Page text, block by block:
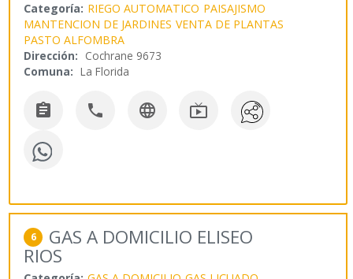
Categoría: RIEGO AUTOMATICO PAISAJISMO
MANTENCION DE JARDINES VENTA DE PLANTAS
PASTO ALFOMBRA
Dirección: Cochrane 9673
Comuna: La Florida
   
6 GAS A DOMICILIO ELISEO
RIOS